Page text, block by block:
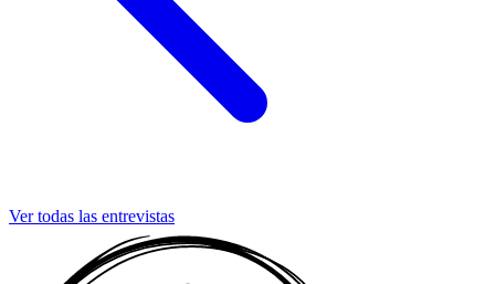
Ver todas las entrevistas